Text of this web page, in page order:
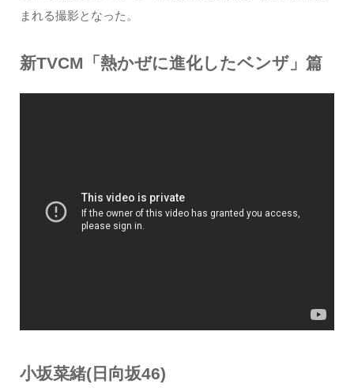
まれる撮影となった。
新TVCM「熱かぜに進化したベンザ」篇
小坂菜緒(日向坂46)